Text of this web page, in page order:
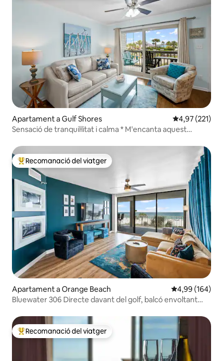
Apartament a Gulf Shores 4,97 de
4,97 (221)
Sensació de tranquil·litat i calma * M'encanta aquest
Principals recomanacions dels viatgers
Recomanació del viatger
Apartament a Orange Beach 4,99 de
4,99 (164)
Bluewater 306 Directe davant del golf, balcó envoltant
Principals recomanacions dels viatgers
Recomanació del viatger